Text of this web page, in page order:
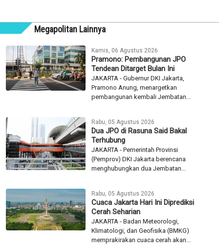
Megapolitan Lainnya
Kamis, 06 Agustus 2026
Pramono: Pembangunan JPO
Tendean Ditarget Bulan Ini
JAKARTA - Gubernur DKI Jakarta,
Pramono Anung, menargetkan
pembangunan kembali Jembatan...
Rabu, 05 Agustus 2026
Dua JPO di Rasuna Said Bakal
Terhubung
JAKARTA - Pemerintah Provinsi
(Pemprov) DKI Jakarta berencana
menghubungkan dua Jembatan...
Rabu, 05 Agustus 2026
Cuaca Jakarta Hari Ini Diprediksi
Cerah Seharian
JAKARTA - Badan Meteorologi,
Klimatologi, dan Geofisika (BMKG)
memprakirakan cuaca cerah akan...